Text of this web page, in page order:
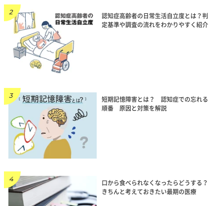
認知症高齢者の日常生活自立度とは？判
定基準や調査の流れをわかりやすく紹介
短期記憶障害とは？ 認知症での忘れる
順番 原因と対策を解説
口から食べられなくなったらどうする？
きちんと考えておきたい最期の医療